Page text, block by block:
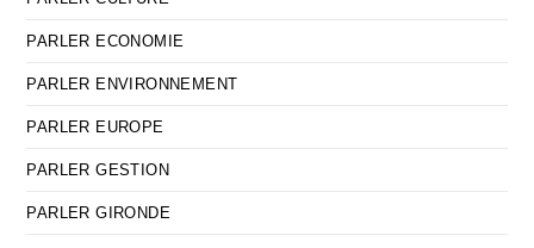
PARLER ECONOMIE
PARLER ENVIRONNEMENT
PARLER EUROPE
PARLER GESTION
PARLER GIRONDE